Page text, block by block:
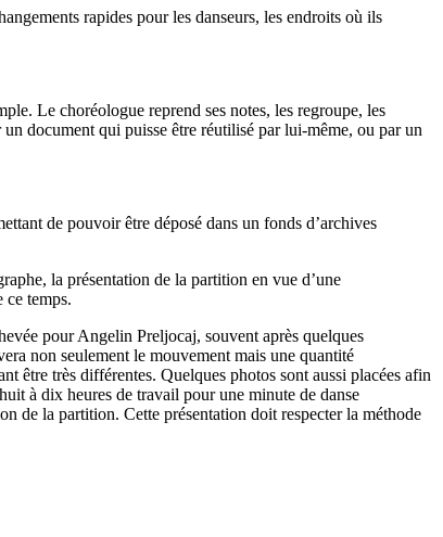
rapides pour les danseurs, les endroits où ils
Le choréologue reprend ses notes, les regroupe, les
document qui puisse être réutilisé par lui-même, ou par un
de pouvoir être déposé dans un fonds d’archives
la présentation de la partition en vue d’une
ce temps.
pour Angelin Preljocaj, souvent après quelques
non seulement le mouvement mais une quantité
être très différentes. Quelques photos sont aussi placées afin
à dix heures de travail pour une minute de danse
de la partition. Cette présentation doit respecter la méthode